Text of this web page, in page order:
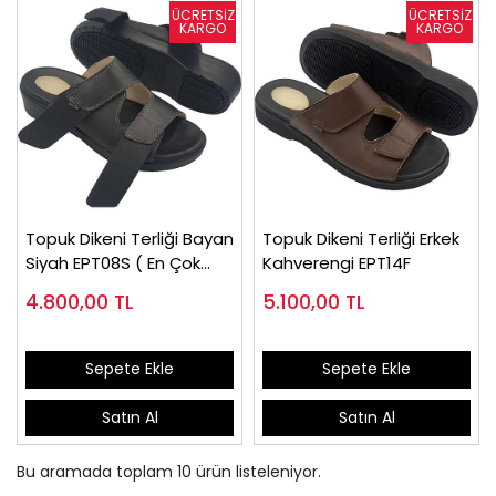
Topuk Dikeni Terliği Bayan
Siyah EPT08S ( En Çok
4.800,00 TL
Sepete Ekle
Satın Al
Topuk Dikeni Terliği Erkek
Kahverengi EPT14F
5.100,00 TL
Sepete Ekle
Satın Al
Bu aramada toplam 10 ürün listeleniyor.